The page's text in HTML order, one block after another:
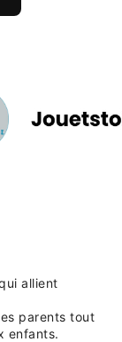
allient
parents tout
enfants.